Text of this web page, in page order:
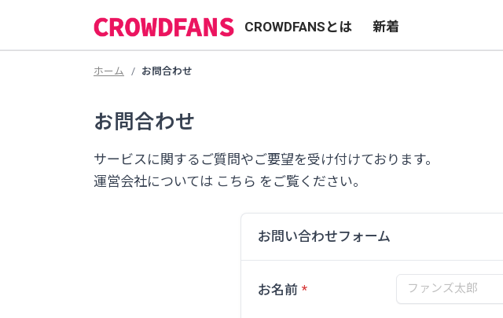
CROWDFANSとは 新着
ホーム お問合わせ
お問合わせ
サービスに関するご質問やご要望を受け付けております。
運営会社については こちら をご覧ください。
お問い合わせフォーム
お名前